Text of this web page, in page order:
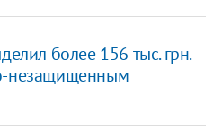
более 156 тыс. грн.
незащищенным